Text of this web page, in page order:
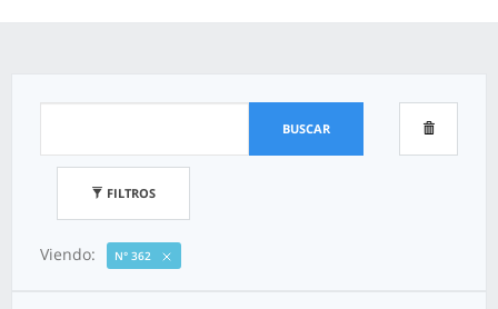
BUSCAR
FILTROS
Viendo: N° 362